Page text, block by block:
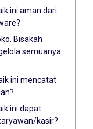
ini aman dari
Bisakah
semuanya
ini mencatat
ini dapat
kasir?